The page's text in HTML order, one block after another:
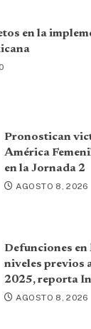
en la
0
Pronostican
América
en la Jornada 2
AGOSTO 8, 2026
Defunciones
niveles previos
2025, reporta
AGOSTO 8, 2026